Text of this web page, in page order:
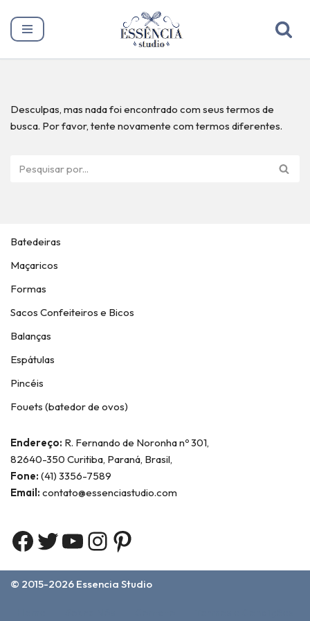
Pular
Desculpas, mas nada foi encontrado com seus termos de
busca. Por favor, tente novamente com termos diferentes.
Batedeiras
Maçaricos
Formas
Sacos Confeiteiros e Bicos
Balanças
Espátulas
Pincéis
Fouets (batedor de ovos)
Endereço: R. Fernando de Noronha nº 301,
82640-350 Curitiba, Paraná, Brasil,
Fone: (41) 3356-7589
Email: contato@essenciastudio.com
© 2015-2026 Essencia Studio